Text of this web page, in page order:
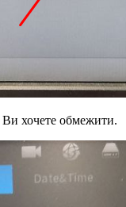
Ви хочете обмежити.